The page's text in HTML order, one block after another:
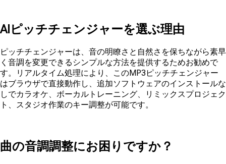
AIピッチチェンジャーを選ぶ理由
ピッチチェンジャーは、音の明瞭さと自然さを保ちながら素早
く音調を変更できるシンプルな方法を提供するためお勧めで
す。リアルタイム処理により、このMP3ピッチチェンジャー
はブラウザで直接動作し、追加ソフトウェアのインストールな
しでカラオケ、ボーカルトレーニング、リミックスプロジェク
ト、スタジオ作業のキー調整が可能です。
曲の音調調整にお困りですか？